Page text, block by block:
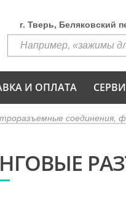
г. Тверь, Беляковский
И ОПЛАТА
соединения,